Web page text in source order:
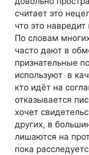
считает это
что это
По словам
часто дают в
признательные
используют в
кто идёт на
отказывается
хочет
других, в
лишаются на
пока